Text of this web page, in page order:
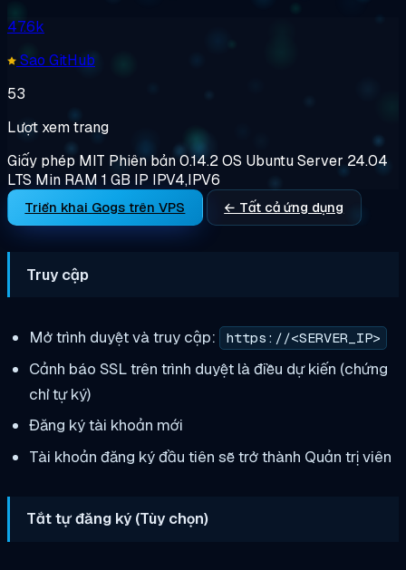
47.6k
Sao GitHub
53
Lượt xem trang
Giấy phép MIT Phiên bản0.14.2OS Ubuntu Server 24.04
LTS Min RAM 1 GB IP IPV4,IPV6
Triển khai Gogs trên VPS ← Tất cả ứng dụng
Truy cập
Mở trình duyệt và truy cập: https://<SERVER_IP>
Cảnh báo SSL trên trình duyệt là điều dự kiến (chứng
chỉ tự ký)
Đăng ký tài khoản mới
Tài khoản đăng ký đầu tiên sẽ trở thành Quản trị viên
Tắt tự đăng ký (Tùy chọn)